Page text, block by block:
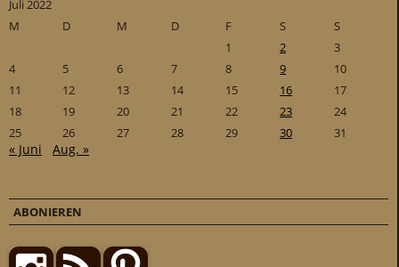
Juli 2022
M
D M D F S
S
1
2
3
4
5 6 7 8 9
10
11
12 13 14 15 16
17
18
19 20 21 22 23
24
25
26 27 28 29 30 31
« Juni Aug. »
ABONIEREN